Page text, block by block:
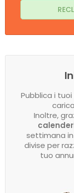
Pubblica i
Inoltre,
settimana
divise per
tuo